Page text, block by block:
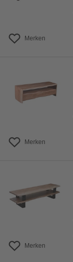
Merken
Merken
Merken